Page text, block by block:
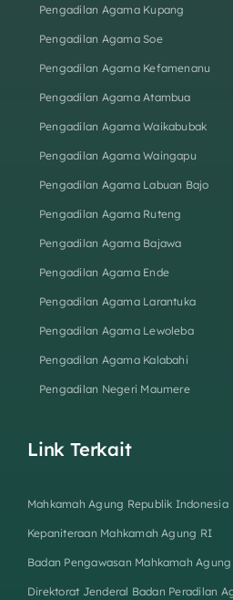
Pengadilan Agama Kupang
Pengadilan Agama Soe
Pengadilan Agama Kefamenanu
Pengadilan Agama Atambua
Pengadilan Agama Waikabubak
Pengadilan Agama Waingapu
Pengadilan Agama Labuan Bajo
Pengadilan Agama Ruteng
Pengadilan Agama Bajawa
Pengadilan Agama Ende
Pengadilan Agama Larantuka
Pengadilan Agama Lewoleba
Pengadilan Agama Kalabahi
Pengadilan Negeri Maumere
Link Terkait
Mahkamah Agung Republik Indonesia
Kepaniteraan Mahkamah Agung RI
Badan Pengawasan Mahkamah
Direktorat Jenderal Badan Peradilan